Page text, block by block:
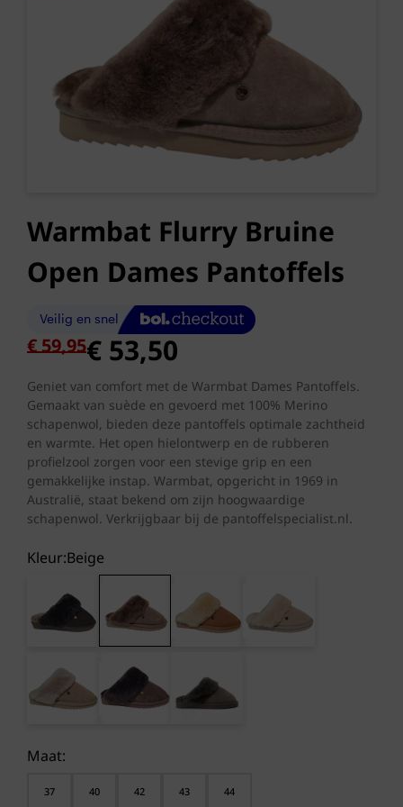
Warmbat Flurry Bruine
Open Dames Pantoffels
€59,95
Oorspronkelijke
was:
€ 59,95.
€ 53,50
Huidige
is:
€ 53,50.
Geniet van comfort met de Warmbat Dames Pantoffels.
Gemaakt van suède en gevoerd met 100% Merino
schapenwol, bieden deze pantoffels optimale zachtheid
en warmte. Het open hielontwerp en de rubberen
profielzool zorgen voor een stevige grip en een
gemakkelijke instap. Warmbat, opgericht in 1969 in
Australië, staat bekend om zijn hoogwaardige
schapenwol. Verkrijgbaar bij de pantoffelspecialist.nl.
Kleur: beige
Maat:
37 40 42 43 44